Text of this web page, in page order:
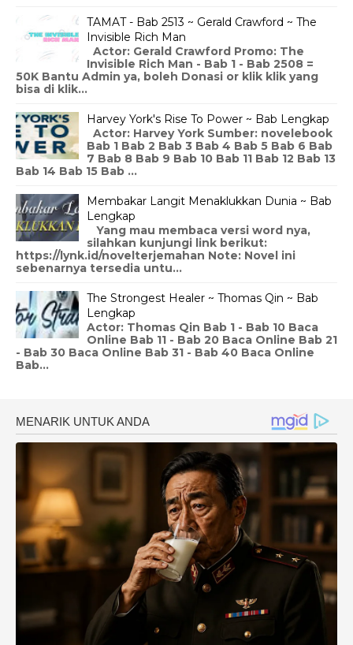
TAMAT - Bab 2513 ~ Gerald Crawford ~ The
Invisible Rich Man
Actor: Gerald Crawford Promo: The
Invisible Rich Man - Bab 1 - Bab 2508 =
50K Bantu Admin ya, boleh Donasi or klik klik yang
bisa di klik...
Harvey York's Rise To Power ~ Bab Lengkap
Actor: Harvey York Sumber: novelebook
Bab 1 Bab 2 Bab 3 Bab 4 Bab 5 Bab 6 Bab
7 Bab 8 Bab 9 Bab 10 Bab 11 Bab 12 Bab 13
Bab 14 Bab 15 Bab ...
Membakar Langit Menaklukkan Dunia ~ Bab
Lengkap
Yang mau membaca versi word nya,
silahkan kunjungi link berikut:
https://lynk.id/novelterjemahan Note: Novel ini
sebenarnya tersedia untu...
The Strongest Healer ~ Thomas Qin ~ Bab
Lengkap
Actor: Thomas Qin Bab 1 - Bab 10 Baca
Online Bab 11 - Bab 20 Baca Online Bab 21
- Bab 30 Baca Online Bab 31 - Bab 40 Baca Online
Bab...